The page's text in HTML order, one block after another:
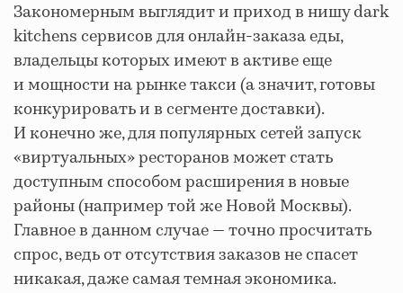
Закономерным выглядит и приход в нишу dark
kitchens сервисов для онлайн-заказа еды,
владельцы которых имеют в активе еще
и мощности на рынке такси (а значит, готовы
конкурировать и в сегменте доставки).
И конечно же, для популярных сетей запуск
«виртуальных» ресторанов может стать
доступным способом расширения в новые
районы (например той же Новой Москвы).
Главное в данном случае — точно просчитать
спрос, ведь от отсутствия заказов не спасет
никакая, даже самая темная экономика.